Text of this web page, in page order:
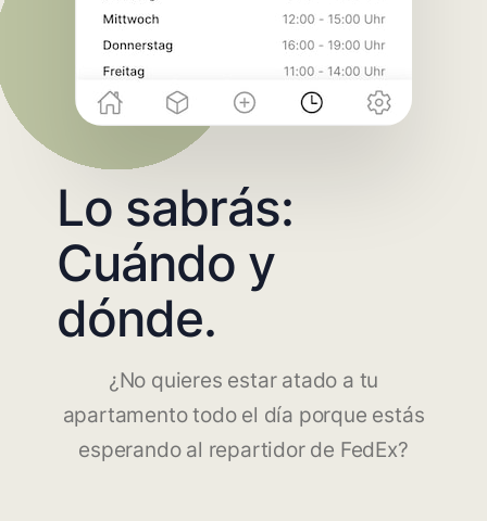
Lo sabrás:
Cuándo y
dónde.
¿No quieres estar atado a tu
apartamento todo el día porque estás
esperando al repartidor de FedEx?